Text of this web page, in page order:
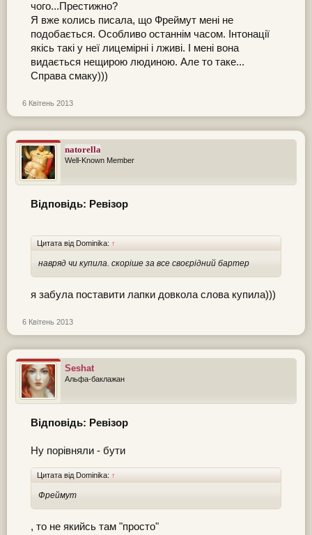
чого...Престижно?
Я вже колись писала, що Фреймут мені не
подобається. Особливо останнім часом. Інтонації
якісь такі у неї лицемірні і лживі. І мені вона
видається нещирою людиною. Але то таке...
Справа смаку)))
6 Квітень 2013
natorella
Well-Known Member
Відповідь: Ревізор
Цитата від Dominika: ↑
навряд чи купила. скоріше за все своєрідний бартер
я забула поставити лапки довкола слова купила)))
6 Квітень 2013
Seshat
Альфа-баклажан
Відповідь: Ревізор
Ну порівняли - бути
Цитата від Dominika: ↑
Фреймут
, то не якийсь там "просто"